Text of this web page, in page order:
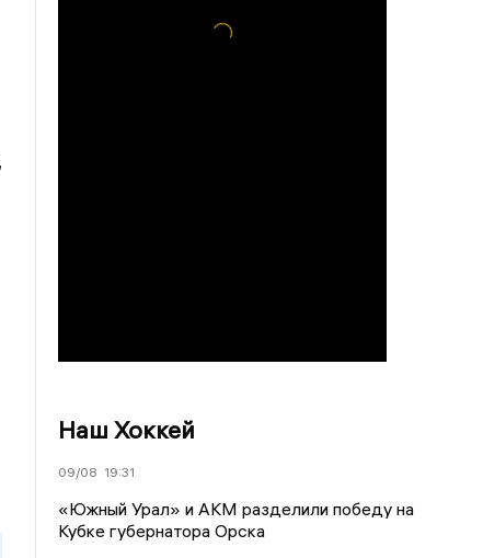
Наш Хоккей
09/08 19:31
«Южный Урал» и АКМ разделили победу на
Кубке губернатора Орска